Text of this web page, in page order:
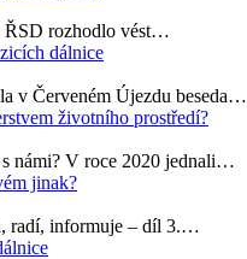
ŘSD rozhodlo vést…
dálnice
v Červeném Újezdu beseda…
životního prostředí?
s námi? V roce 2020 jednali…
jinak?
radí, informuje – díl 3.…